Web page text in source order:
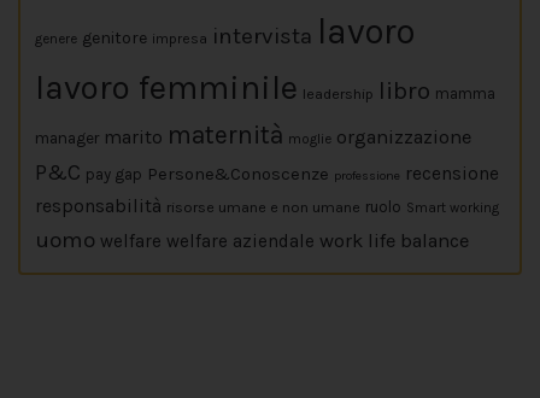
genere genitore impresa intervista lavoro
lavoro femminile leadership libro mamma
manager marito maternità moglie organizzazione
P&C pay gap Persone&Conoscenze professione recensione
responsabilità risorse umane e non umane ruolo Smart working
uomo welfare welfare aziendale work life balance